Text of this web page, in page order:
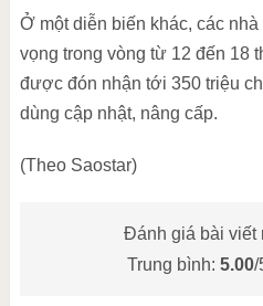
Ở một diễn biến khác, các
vọng trong vòng từ 12 đến 18
được đón nhận tới 350 triệu
dùng cập nhật, nâng cấp.
(Theo Saostar)
Đánh giá bài viết
Trung bình:5.00/